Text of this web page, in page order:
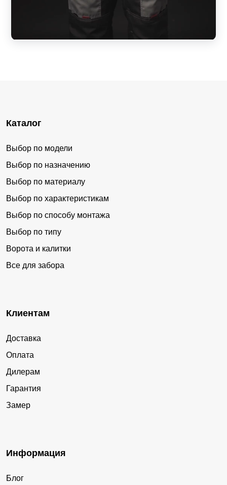
Каталог
Выбор по модели
Выбор по назначению
Выбор по материалу
Выбор по характеристикам
Выбор по способу монтажа
Выбор по типу
Ворота и калитки
Все для забора
Клиентам
Доставка
Оплата
Дилерам
Гарантия
Замер
Информация
Блог